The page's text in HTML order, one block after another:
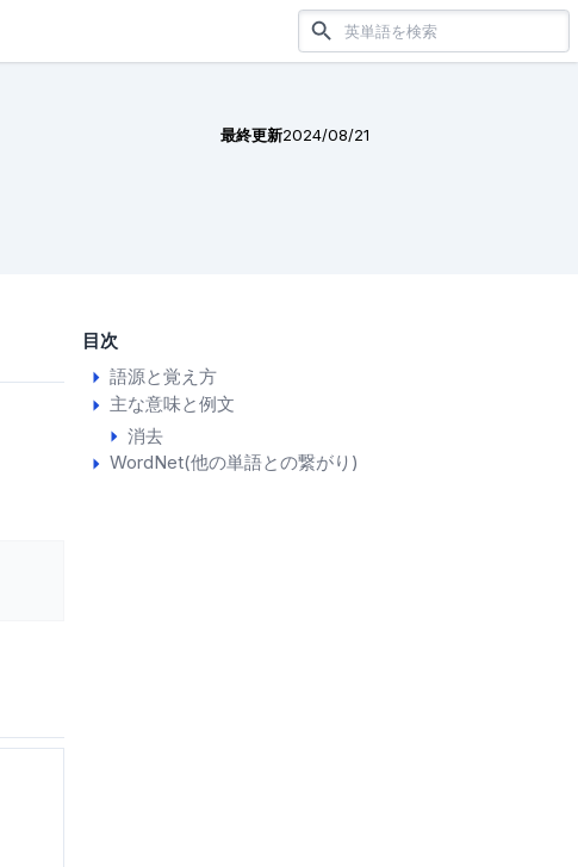
最終更新2024/08/21
目次
語源と覚え方
主な意味と例文
消去
WordNet(他の単語との繋がり)